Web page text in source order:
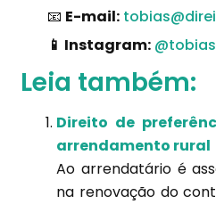
📧 E-mail:
📱 Instagram:
Leia também:
Direito de
arrendamento rural
Ao arrendatário é
na renovação do